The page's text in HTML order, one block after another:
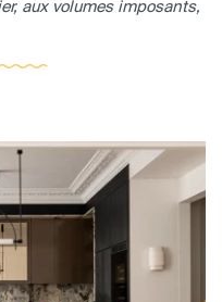
aux volumes imposants,